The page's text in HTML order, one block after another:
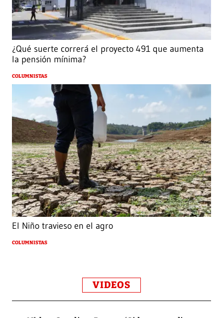
¿Qué suerte correrá el proyecto 491 que aumenta
la pensión mínima?
COLUMNISTAS
El Niño travieso en el agro
COLUMNISTAS
VIDEOS